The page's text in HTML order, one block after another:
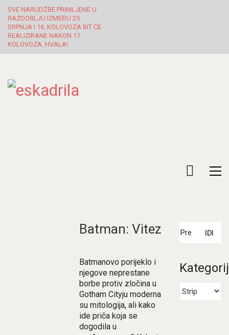
SVE NARUDŽBE PRIMLJENE U
RAZDOBLJU IZMEĐU 25.
SRPNJA I 16. KOLOVOZA BIT ĆE
REALIZIRANE NAKON 17.
KOLOVOZA. HVALA!
Batman: Vitez
Batmanovo porijeklo i
njegove neprestane
borbe protiv zločina u
Gotham Cityju moderna
su mitologija, ali kako
ide priča koja se
dogodila u
IDI